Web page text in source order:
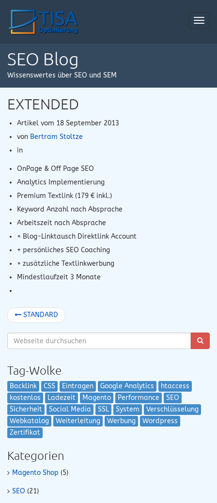
SEO Blog
Wissenswertes über SEO und SEM
EXTENDED
Artikel vom 18 September 2013
von Bertram Stoltze
in
OnPage & Off Page SEO
Analytics Implementierung
Premium Textlink (179 € inkl.)
Keyword Anzahl nach Absprache
Arbeitszeit nach Absprache
+ Blog-Linktausch Direktlink Account
+ persönliches SEO Coaching
+ zusätzliche Textlinkwerbung
Mindestlaufzeit 3 Monate
STANDARD
Tag-Wolke
Backlink CSS Eintragen Google Analytics
htaccess
kostenlos
Ladezeit Magento Performance
SEO
Sicherheit
Social Media SSL System
Verschlüsselung
Webkatalog
Weiterleitung Werbung
Wordpress
Zertifikat
Kategorien
Magento Shop (5)
SEO (21)